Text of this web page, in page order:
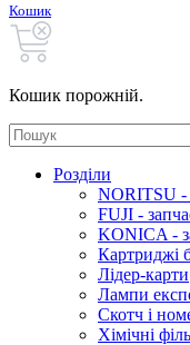
Кошик
Кошик порожній.
Розділи
NORITSU -
FUJI -
KONICA -
Картриджі
Лідер-карти
Лампи
Скотч і
Хімічні